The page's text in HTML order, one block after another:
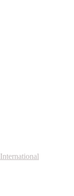
International